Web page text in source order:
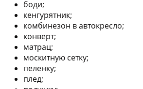
боди;
кенгурятник;
комбинезон в автокресло;
конверт;
матрац;
москитную сетку;
пеленку;
плед;